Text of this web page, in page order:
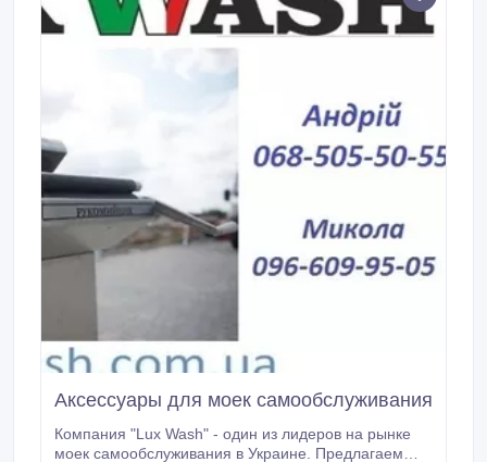
Аксессуары для моек самообслуживания
Компания "Lux Wash" - один из лидеров на рынке
моек самообслуживания в Украине. Предлагаем